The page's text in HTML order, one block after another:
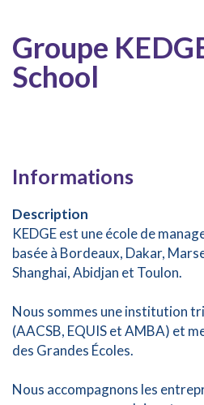
Groupe
School
Informations
Description
KEDGE est une école de
basée à Bordeaux, Dakar,
Shanghai, Abidjan et Toulon.
Nous sommes une institution
(AACSB, EQUIS et AMBA) et
des Grandes Écoles.
Nous accompagnons les